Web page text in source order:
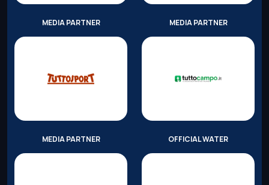
MEDIA PARTNER MEDIA PARTNER
MEDIA PARTNER OFFICIAL WATER